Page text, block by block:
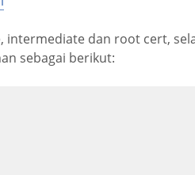
intermediate dan root cert,
sebagai berikut: